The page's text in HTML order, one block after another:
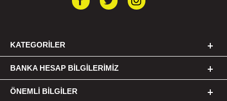
KATEGORILER
BANKA HESAP BILGILERIMIZ
ÖNEMLI BILGILER